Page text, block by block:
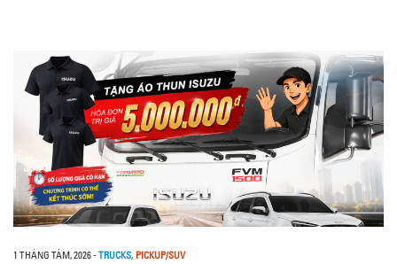
1 THÁNG TÁM, 2026- TRUCKS, PICKUP/SUV